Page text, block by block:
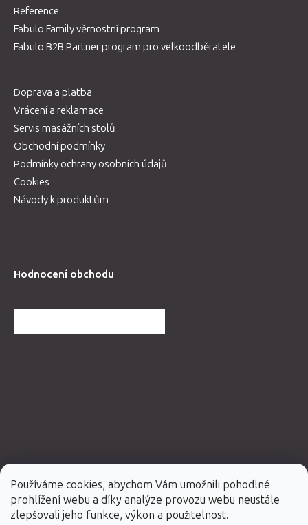
Používáme cookies, abychom Vám umožnili pohodlné
prohlížení webu a díky analýze provozu webu neustále
zlepšovali jeho funkce, výkon a použitelnost.
Reference
Fabulo Family věrnostní program
Fabulo B2B Partner program pro velkoodběratele
Doprava a platba
Vrácení a reklamace
Servis masážních stolů
Obchodní podmínky
Podmínky ochrany osobních údajů
Cookies
Návody k produktům
Hodnocení obchodu
Vytvořil Shoptet Premium